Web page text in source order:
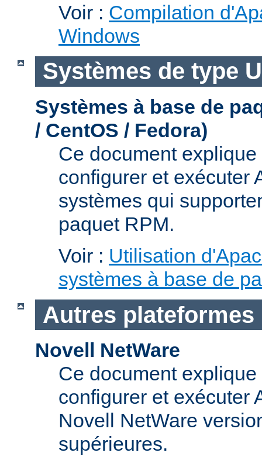
Voir : Compilation
Windows
Systèmes de type
Systèmes à base de
/ CentOS / Fedora)
Ce document
configurer et exécuter
systèmes qui
paquet RPM.
Voir : Utilisation
systèmes à base de
Autres plateformes
Novell NetWare
Ce document
configurer et exécuter
Novell NetWare
supérieures.